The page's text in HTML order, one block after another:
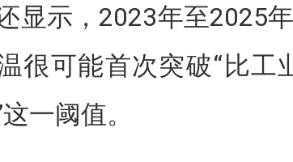
显示，2023年至2025
很可能首次突破“比工
一阈值。